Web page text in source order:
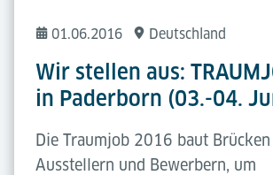
01.06.2016 Deutschland
Wir stellen aus:
in Paderborn (03.-04.
Die Traumjob 2016 baut
Ausstellern und Bewerbern, um